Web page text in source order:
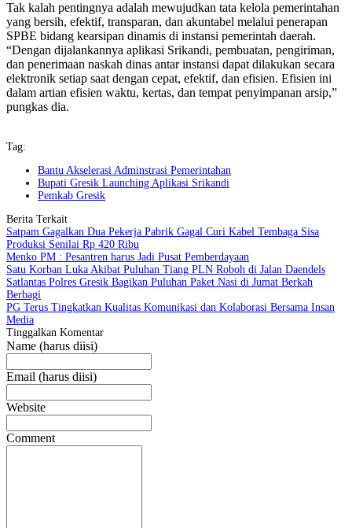
Tak kalah pentingnya adalah mewujudkan tata kelola pemerintahan
yang bersih, efektif, transparan, dan akuntabel melalui penerapan
SPBE bidang kearsipan dinamis di instansi pemerintah daerah.
“Dengan dijalankannya aplikasi Srikandi, pembuatan, pengiriman,
dan penerimaan naskah dinas antar instansi dapat dilakukan secara
elektronik setiap saat dengan cepat, efektif, dan efisien. Efisien ini
dalam artian efisien waktu, kertas, dan tempat penyimpanan arsip,”
pungkas dia.
Tag:
Bantu Akselerasi Adminstrasi Pemerintahan
Bupati Gresik Launching Aplikasi Srikandi
Pemkab Gresik
Berita Terkait
Satpam Gagalkan Dua Pekerja Pabrik Gagal Curi Kabel Tembaga Sisa
Produksi Senilai Rp 420 Ribu
Menko PM : Pesantren harus Jadi Pusat Pemberdayaan
Satu Korban Luka Akibat Puluhan Tiang PLN Roboh di Jalan Daendels
Satlantas Polres Gresik Bagikan Puluhan Paket Nasi di Jumat Berkah
Berbagi
PG Terus Tingkatkan Kualitas Komunikasi dan Kolaborasi Bersama Insan
Media
Tinggalkan Komentar
Name (harus diisi)
Email (harus diisi)
Website
Comment